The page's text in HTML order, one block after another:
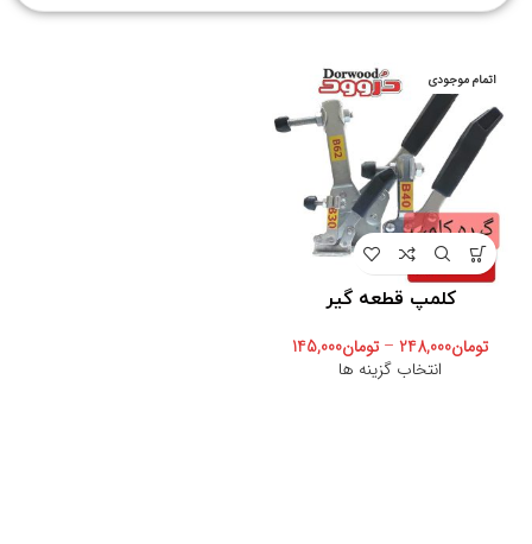
اتمام موجودی
کلمپ قطعه گیر
تومان248,000
– تومان145,000
انتخاب گزینه ها